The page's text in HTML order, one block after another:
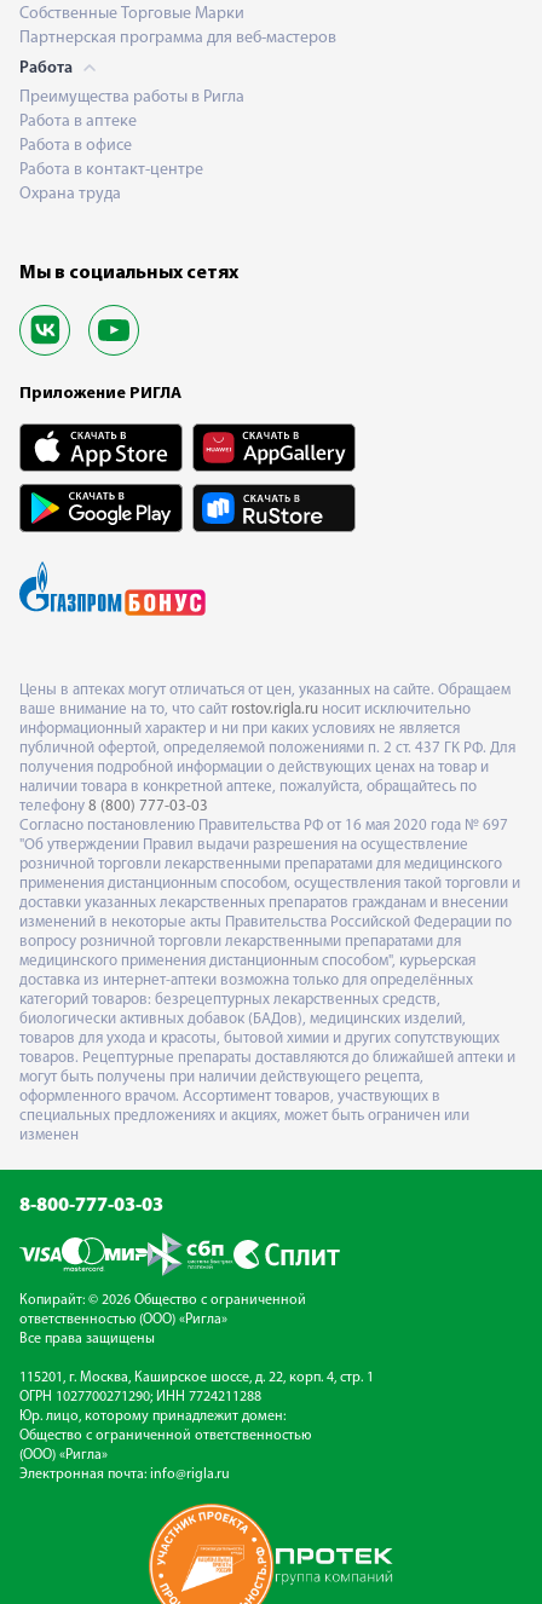
Собственные Торговые Марки
Партнерская программа для веб-мастеров
Работа
Преимущества работы в Ригла
Работа в аптеке
Работа в офисе
Работа в контакт-центре
Охрана труда
Мы в социальных сетях
Приложение РИГЛА
Цены в аптеках могут отличаться от цен, указанных на сайте. Обращаем
ваше внимание на то, что сайт rostov.rigla.ru носит исключительно
информационный характер и ни при каких условиях не является
публичной офертой, определяемой положениями п. 2 ст. 437 ГК РФ. Для
получения подробной информации о действующих ценах на товар и
наличии товара в конкретной аптеке, пожалуйста, обращайтесь по
телефону 8 (800) 777-03-03
Согласно постановлению Правительства РФ от 16 мая 2020 года № 697
"Об утверждении Правил выдачи разрешения на осуществление
розничной торговли лекарственными препаратами для медицинского
применения дистанционным способом, осуществления такой торговли и
доставки указанных лекарственных препаратов гражданам и внесении
изменений в некоторые акты Правительства Российской Федерации по
вопросу розничной торговли лекарственными препаратами для
медицинского применения дистанционным способом", курьерская
доставка из интернет-аптеки возможна только для определённых
категорий товаров: безрецептурных лекарственных средств,
биологически активных добавок (БАДов), медицинских изделий,
товаров для ухода и красоты, бытовой химии и других сопутствующих
товаров. Рецептурные препараты доставляются до ближайшей аптеки и
могут быть получены при наличии действующего рецепта,
оформленного врачом. Ассортимент товаров, участвующих в
специальных предложениях и акциях, может быть ограничен или
изменен
8-800-777-03-03
Копирайт: © 2026 Общество с ограниченной
ответственностью (ООО) «Ригла»
Все права защищены
115201, г. Москва, Каширское шоссе, д. 22, корп. 4, стр. 1
ОГРН 1027700271290; ИНН 7724211288
Юр. лицо, которому принадлежит домен:
Общество с ограниченной ответственностью
(ООО) «Ригла»
Электронная почта: info@rigla.ru